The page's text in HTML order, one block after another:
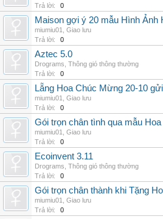
Trả lời:
0
Maison gợi ý 20 mẫu Hình
miumiu01
Giao lưu
Trả lời:
0
Aztec 5.0
Drograms Thông gió thông thường
Trả lời:
0
Lẵng Hoa Chúc Mừng 20-10
miumiu01
Giao lưu
Trả lời:
0
Gói trọn chân tình qua mẫu
miumiu01
Giao lưu
Trả lời:
0
Ecoinvent 3.11
Drograms Thông gió thông thường
Trả lời:
0
Gói trọn chân thành khi Tặng
miumiu01
Giao lưu
Trả lời:
0